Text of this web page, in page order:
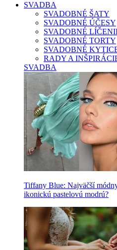
SVADBA
SVADOBNÉ ŠATY
SVADOBNÉ ÚČESY
SVADOBNÉ
SVADOBNÉ TORTY
SVADOBNÉ
RADY A
SVADBA
Tiffany Blue: Najväčší
ikonickú pastelovú modrú?